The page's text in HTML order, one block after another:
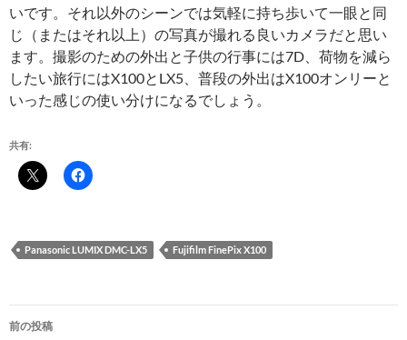
いです。それ以外のシーンでは気軽に持ち歩いて一眼と同
じ（またはそれ以上）の写真が撮れる良いカメラだと思い
ます。撮影のための外出と子供の行事には7D、荷物を減ら
したい旅行にはX100とLX5、普段の外出はX100オンリーと
いった感じの使い分けになるでしょう。
共有:
Panasonic LUMIX DMC-LX5 Fujifilm FinePix X100
投
前の投稿